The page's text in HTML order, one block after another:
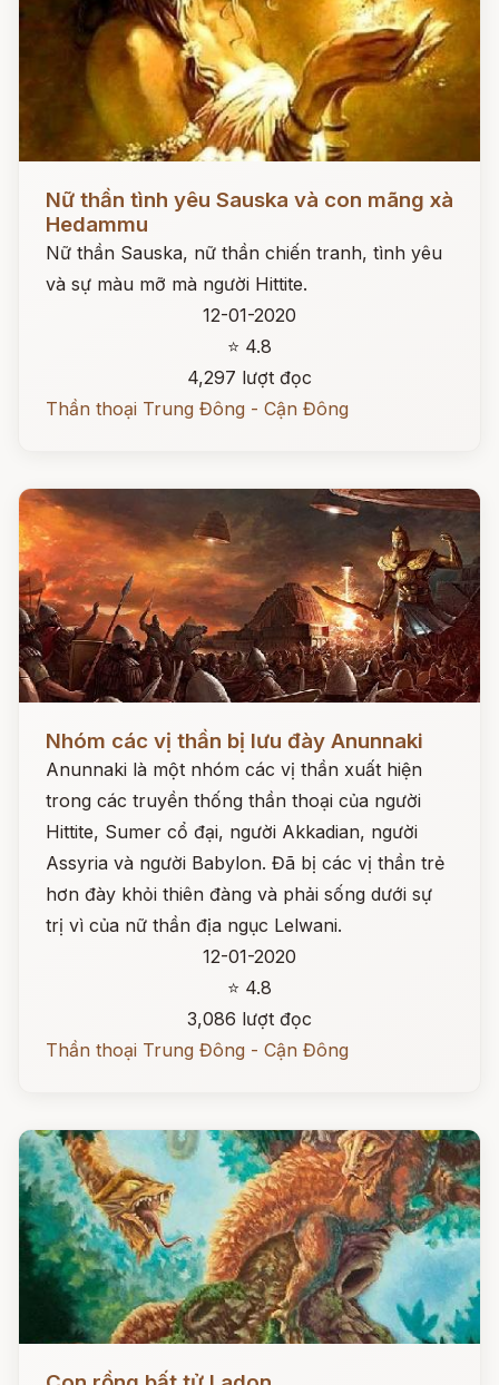
Nữ thần tình yêu Sauska và con mãng xà
Hedammu
Nữ thần Sauska, nữ thần chiến tranh, tình yêu
và sự màu mỡ mà người Hittite.
12-01-2020
⭐ 4.8
4,297 lượt đọc
Thần thoại Trung Đông - Cận Đông
Nhóm các vị thần bị lưu đày Anunnaki
Anunnaki là một nhóm các vị thần xuất hiện
trong các truyền thống thần thoại của người
Hittite, Sumer cổ đại, người Akkadian, người
Assyria và người Babylon. Đã bị các vị thần trẻ
hơn đày khỏi thiên đàng và phải sống dưới sự
trị vì của nữ thần địa ngục Lelwani.
12-01-2020
⭐ 4.8
3,086 lượt đọc
Thần thoại Trung Đông - Cận Đông